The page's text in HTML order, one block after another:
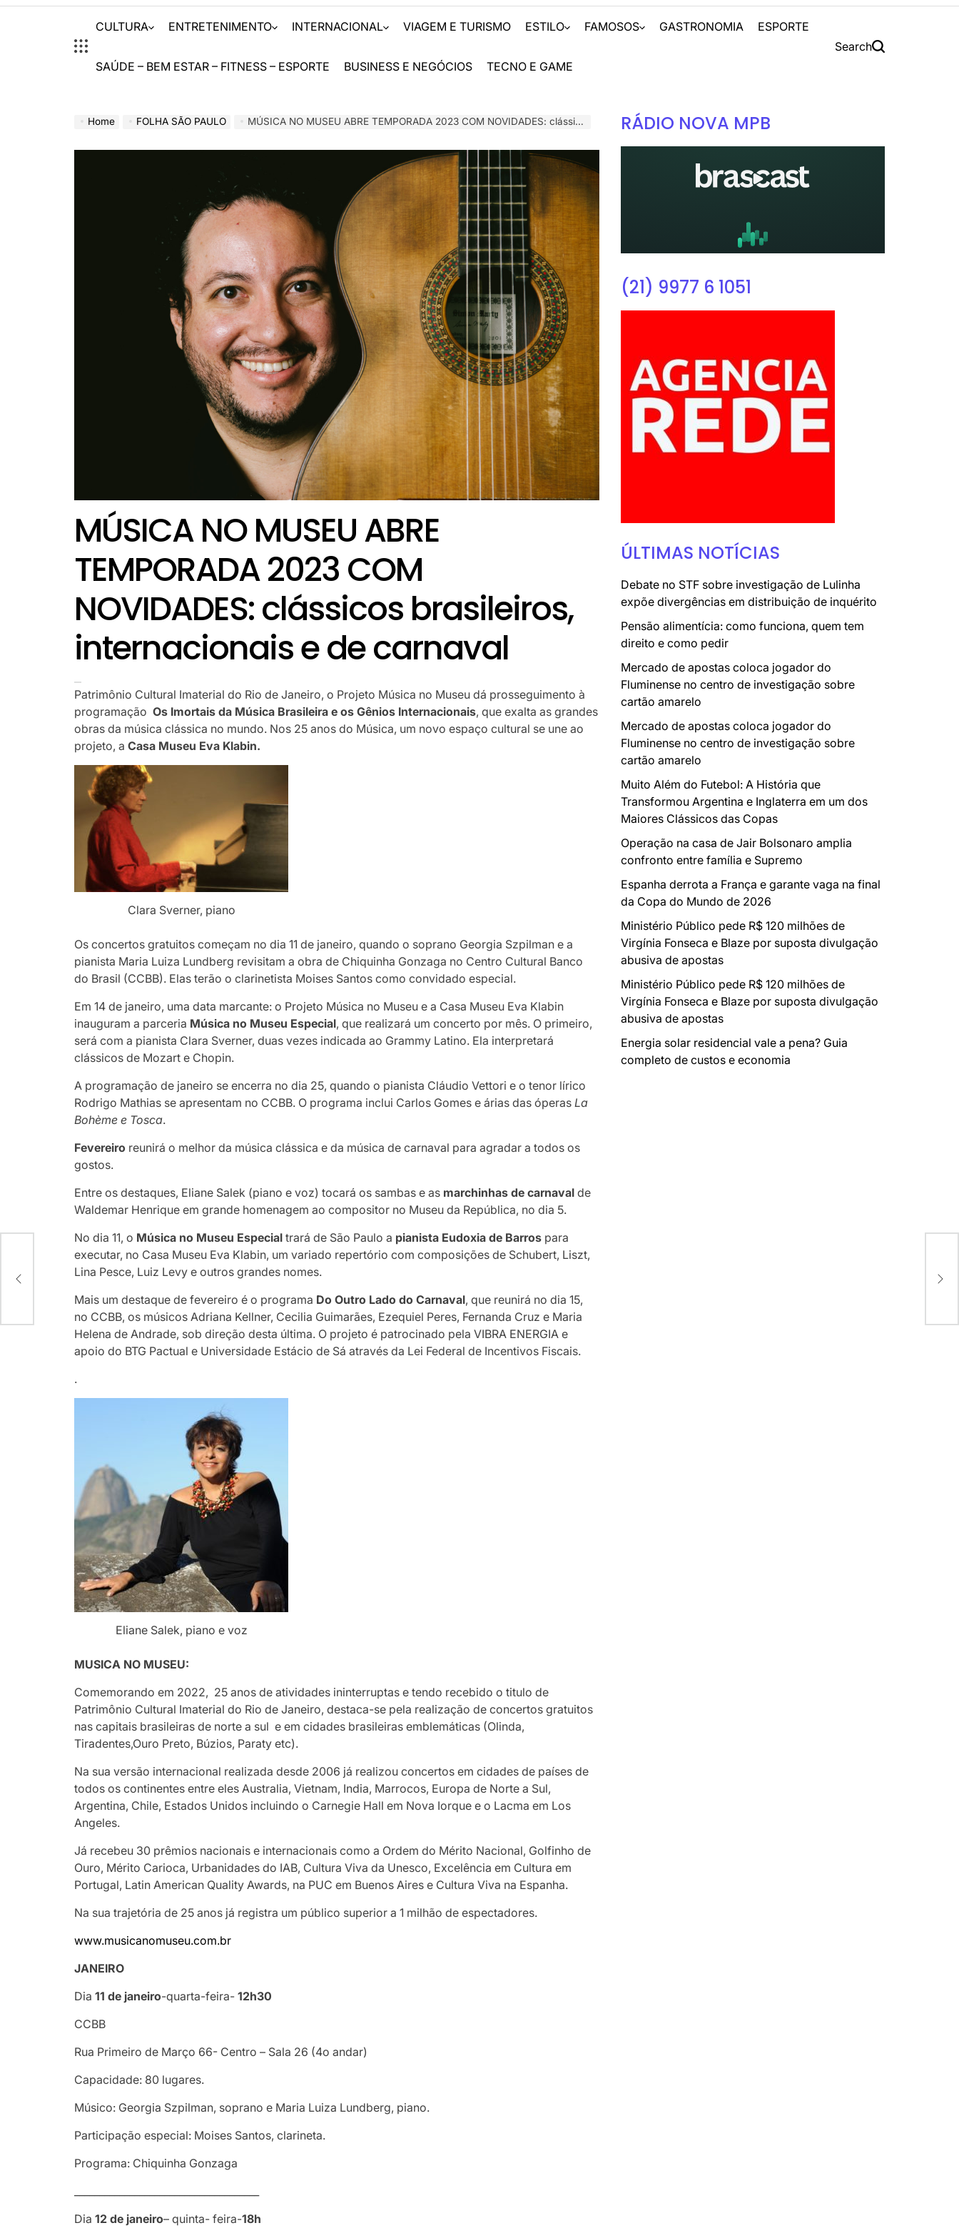
CULTURA ENTRETENIMENTO INTERNACIONAL VIAGEM E TURISMO ESTILO FAMOSOS GASTRONOMIA ESPORTE
SAÚDE – BEM ESTAR – FITNESS – ESPORTE BUSINESS E NEGÓCIOS TECNO E GAME
Search
Home FOLHA SÃO PAULO MÚSICA NO MUSEU ABRE TEMPORADA 2023 COM NOVIDADES: clássicos brasileiros, internacionais e de carnaval
MÚSICA NO MUSEU ABRE
TEMPORADA 2023 COM
NOVIDADES: clássicos brasileiros,
internacionais e de carnaval
Patrimônio Cultural Imaterial do Rio de Janeiro, o Projeto Música no Museu dá prosseguimento à
programaçãoOs Imortais da Música Brasileira e os Gênios Internacionais, que exalta as grandes
obras da música clássica no mundo. Nos 25 anos do Música, um novo espaço cultural se une ao
projeto, aCasa Museu Eva Klabin.
Clara Sverner, piano
Os concertos gratuitos começam no dia 11 de janeiro, quando o soprano Georgia Szpilman e a
pianista Maria Luiza Lundberg revisitam a obra de Chiquinha Gonzaga no Centro Cultural Banco
do Brasil (CCBB). Elas terão o clarinetista Moises Santos como convidado especial.
Em 14 de janeiro, uma data marcante: o Projeto Música no Museu e a Casa Museu Eva Klabin
inauguram a parceria Música no Museu Especial, que realizará um concerto por mês. O primeiro,
será com a pianista Clara Sverner, duas vezes indicada ao Grammy Latino. Ela interpretará
clássicos de Mozart e Chopin.
A programação de janeiro se encerra no dia 25, quando o pianista Cláudio Vettori e o tenor lírico
Rodrigo Mathias se apresentam no CCBB. O programa inclui Carlos Gomes e árias das óperas La
Bohème e Tosca.
Fevereiro reunirá o melhor da música clássica e da música de carnaval para agradar a todos os
gostos.
Entre os destaques, Eliane Salek (piano e voz) tocará os sambas e as marchinhas de carnavalde
Waldemar Henrique em grande homenagem ao compositor no Museu da República, no dia 5.
No dia 11, o Música no Museu Especial trará de São Paulo a pianista Eudoxia de Barros para
executar, no Casa Museu Eva Klabin, um variado repertório com composições de Schubert, Liszt,
Lina Pesce, Luiz Levy e outros grandes nomes.
Mais um destaque de fevereiro é o programa Do Outro Lado do Carnaval, que reunirá no dia 15,
no CCBB, os músicos Adriana Kellner, Cecilia Guimarães, Ezequiel Peres, Fernanda Cruz e Maria
Helena de Andrade, sob direção desta última. O projeto é patrocinado pela VIBRA ENERGIA e
apoio do BTG Pactual e Universidade Estácio de Sá através da Lei Federal de Incentivos Fiscais.
.
Eliane Salek, piano e voz
MUSICA NO MUSEU:
Comemorando em 2022, 25 anos de atividades ininterruptas e tendo recebido o titulo de
Patrimônio Cultural Imaterial do Rio de Janeiro, destaca-se pela realização de concertos gratuitos
nas capitais brasileiras de norte a sul e em cidades brasileiras emblemáticas (Olinda,
Tiradentes,Ouro Preto, Búzios, Paraty etc).
Na sua versão internacional realizada desde 2006 já realizou concertos em cidades de países de
todos os continentes entre eles Australia, Vietnam, India, Marrocos, Europa de Norte a Sul,
Argentina, Chile, Estados Unidos incluindo o Carnegie Hall em Nova Iorque e o Lacma em Los
Angeles.
Já recebeu 30 prêmios nacionais e internacionais como a Ordem do Mérito Nacional, Golfinho de
Ouro, Mérito Carioca, Urbanidades do IAB, Cultura Viva da Unesco, Excelência em Cultura em
Portugal, Latin American Quality Awards, na PUC em Buenos Aires e Cultura Viva na Espanha.
Na sua trajetória de 25 anos já registra um público superior a 1 milhão de espectadores.
www.musicanomuseu.com.br
JANEIRO
Dia11 de janeiro-quarta-feira-12h30
CCBB
Rua Primeiro de Março 66- Centro – Sala 26 (4o andar)
Capacidade: 80 lugares.
Músico: Georgia Szpilman, soprano e Maria Luiza Lundberg, piano.
Participação especial: Moises Santos, clarineta.
Programa: Chiquinha Gonzaga
Dia12 de janeiro– quinta- feira-18h
RÁDIO NOVA MPB
(21) 9977 6 1051
ÚLTIMAS NOTÍCIAS
Debate no STF sobre investigação de Lulinha
expõe divergências em distribuição de inquérito
Pensão alimentícia: como funciona, quem tem
direito e como pedir
Mercado de apostas coloca jogador do
Fluminense no centro de investigação sobre
cartão amarelo
Mercado de apostas coloca jogador do
Fluminense no centro de investigação sobre
cartão amarelo
Muito Além do Futebol: A História que
Transformou Argentina e Inglaterra em um dos
Maiores Clássicos das Copas
Operação na casa de Jair Bolsonaro amplia
confronto entre família e Supremo
Espanha derrota a França e garante vaga na final
da Copa do Mundo de 2026
Ministério Público pede R$ 120 milhões de
Virgínia Fonseca e Blaze por suposta divulgação
abusiva de apostas
Ministério Público pede R$ 120 milhões de
Virgínia Fonseca e Blaze por suposta divulgação
abusiva de apostas
Energia solar residencial vale a pena? Guia
completo de custos e economia